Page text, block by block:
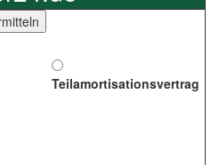
Teilamortisationsvertrag